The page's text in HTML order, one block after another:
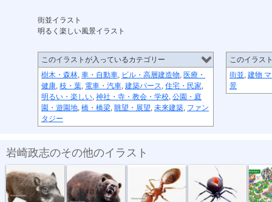
街並イラスト
明るく楽しい風景イラスト
このイラストが入っているカテゴリー
樹木・森林, 車・自動車, ビル・高層建造物, 医療・
健康, 枝・葉, 電車・汽車, 建築パース, 住宅・民家,
明るい・楽しい, 神社・寺・教会・学校, 公園・庭
園・遊園地, 橋・橋梁, 眺望・展望, 未来建築, ファン
タジー
このイラス
街並, 建物
景
岩崎政志のその他のイラスト
危険生物・イ... 危険生物・クマ 危険生物・ヒ...